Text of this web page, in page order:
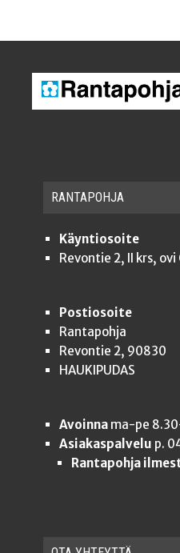
RAN­TA­POH­JA
Käyntiosoite
Revontie 2, II krs, ovi
Postiosoite
Rantapohja
Revontie 2, 90830
HAUKIPUDAS
Avoinnama-pe
Asiakaspalvelu p.
Rantapohja